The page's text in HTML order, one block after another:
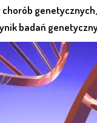
badań